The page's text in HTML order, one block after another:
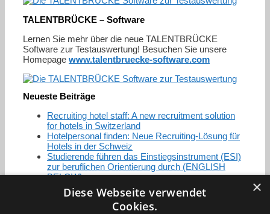
TALENTBRÜCKE – Software
Lernen Sie mehr über die neue TALENTBRÜCKE
Software zur Testauswertung! Besuchen Sie unsere
Homepage www.talentbruecke-software.com
Neueste Beiträge
Recruiting hotel staff: A new recruitment solution
for hotels in Switzerland
Hotelpersonal finden: Neue Recruiting-Lösung für
Hotels in der Schweiz
Studierende führen das Einstiegsinstrument (ESI)
zur beruflichen Orientierung durch (ENGLISH
BELOW)
×
Diese Webseite verwendet
Cookies.